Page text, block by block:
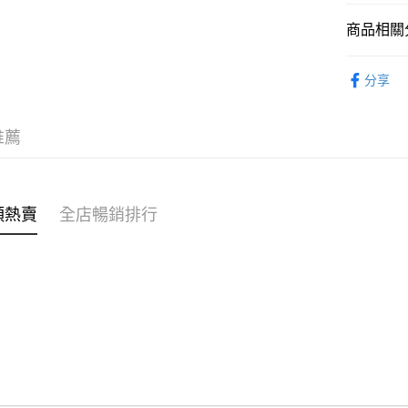
WeChat
送貨方式
商品相關
分享
薦
賣 全店暢銷排行